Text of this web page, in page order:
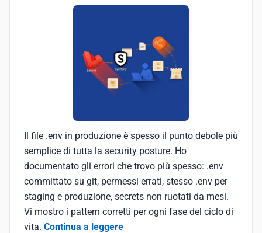
Il file .env in produzione è spesso il punto debole più
semplice di tutta la security posture. Ho
documentato gli errori che trovo più spesso: .env
committato su git, permessi errati, stesso .env per
staging e produzione, secrets non ruotati da mesi.
Vi mostro i pattern corretti per ogni fase del ciclo di
vita. Continua a leggere